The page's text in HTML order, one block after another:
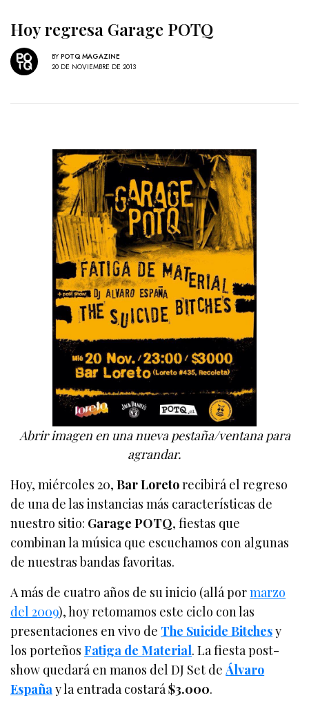
Hoy regresa Garage POTQ
BY POTQ MAGAZINE
20 DE NOVIEMBRE DE 2013
Abrir imagen en una nueva pestaña/ventana para
agrandar.
Hoy, miércoles 20,Bar Loretorecibirá el regreso
de una de las instancias más características de
nuestro sitio: Garage POTQ, fiestas que
combinan la música que escuchamos con algunas
de nuestras bandas favoritas.
A más de cuatro años de su inicio (allá pormarzo
del 2009), hoy retomamos este ciclo con las
presentaciones en vivo de The Suicide Bitchesy
los porteñosFatiga de Material. La fiesta post-
show quedará en manos del DJ Set deÁlvaro
España y la entrada costará$3.000.